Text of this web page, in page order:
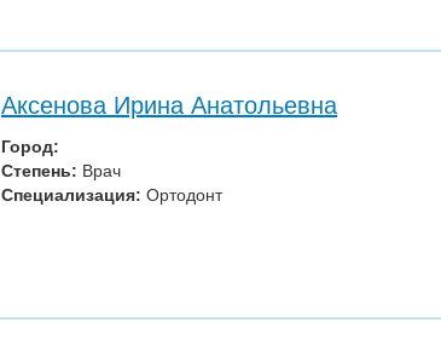
Аксенова Ирина Анатольевна
Город:
Степень: Врач
Специализация: Ортодонт